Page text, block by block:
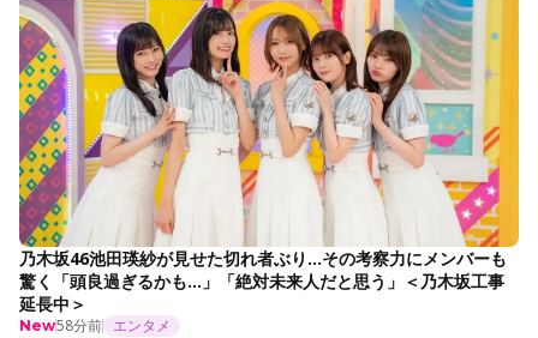
乃木坂46池田瑛紗が見せた切れ者ぶり…その考察力にメンバーも
驚く「頭良過ぎるかも…」「絶対未来人だと思う」＜乃木坂工事
延長中＞
New58分前 エンタメ